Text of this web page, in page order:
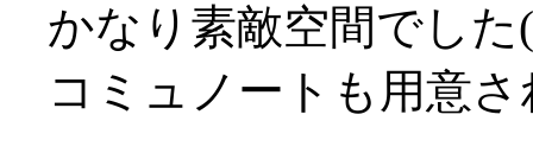
かなり素敵空間でした
コミュノートも用意